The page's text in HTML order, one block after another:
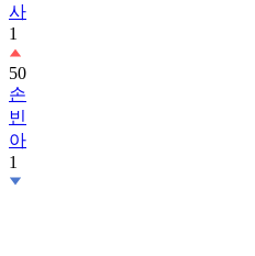
사
1
50
손
빈
아
1